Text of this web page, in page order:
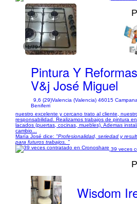
1/79
Pintura Y Reformas
V&j José Miguel
9,6 (29)Valencia (Valencia) 46015
Beniferri
nuestro excelente y cercano trato al cliente,
responsabilidad. Realizamos trabajos de pintura
lacados (puertas, cocinas, muebles). Ademas
cambio...
María José dice: "Profesionalidad, seriedad y
para futuros trabajos. "
39 veces
Wisdom